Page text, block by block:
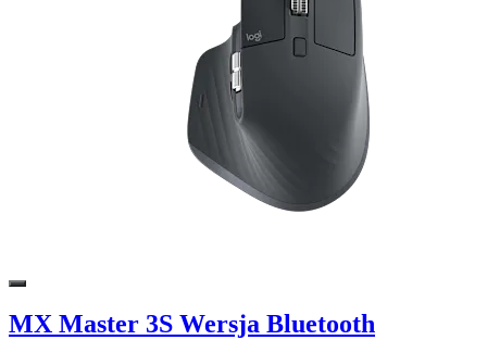
MX Master 3S Wersja Bluetooth